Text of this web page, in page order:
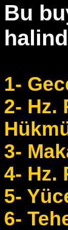
Bu
1-
2- Hz.
3-
4- Hz.
5-
6-